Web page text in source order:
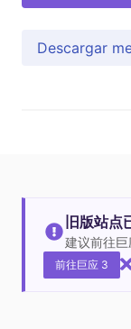
Descargar
旧版站点
建议前往巨
前往巨应 3